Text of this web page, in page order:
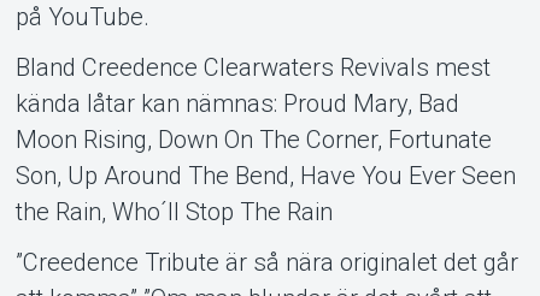
på YouTube.
Bland Creedence Clearwaters Revivals mest
kända låtar kan nämnas: Proud Mary, Bad
Moon Rising, Down On The Corner, Fortunate
Son, Up Around The Bend, Have You Ever Seen
the Rain, Who´ll Stop The Rain
”Creedence Tribute är så nära originalet det går